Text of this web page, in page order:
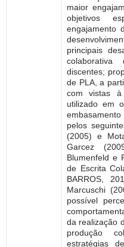
maior
objetivos
engajamento
principais
discentes;
de PLA, a
com vistas à
utilizado em
pelos
(2005) e
Garcez
Blumenfeld e
de Escrita
BARROS,
Marcuschi
possível
da realização
produção
estratégias